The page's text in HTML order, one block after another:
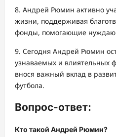
8. Андрей Рюмин активно
жизни, поддерживая
фонды, помогающие
9. Сегодня Андрей Рюмин
узнаваемых и влиятельных
внося важный вклад в
футбола.
Вопрос-ответ:
Кто такой Андрей Рюмин?